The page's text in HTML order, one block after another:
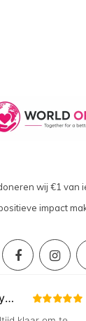
wij €1 van
impact